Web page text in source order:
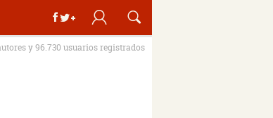
y 96.730 usuarios registrados